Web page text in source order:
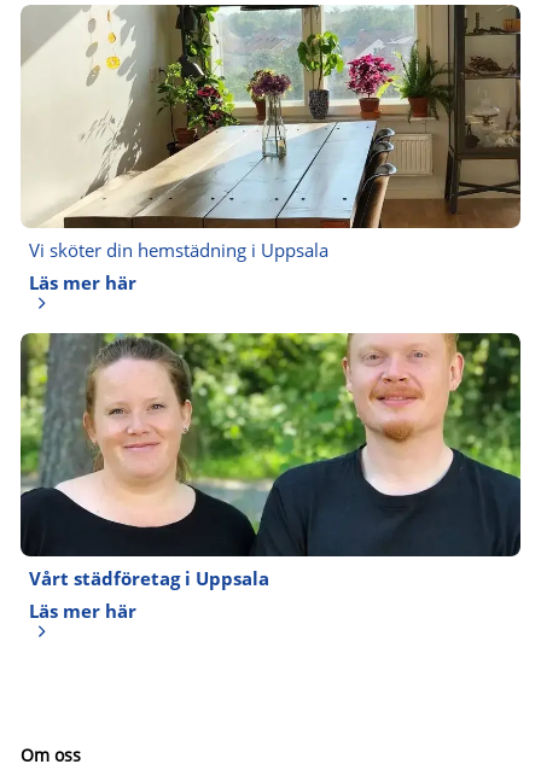
Vi sköter din hemstädning i Uppsala
Läs mer här
Vårt städföretag i Uppsala
Läs mer här
Om oss